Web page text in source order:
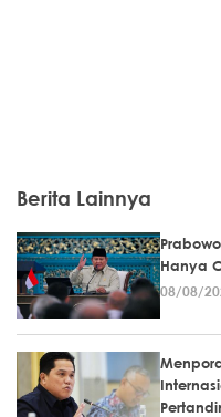
Berita Lainnya
Hanya
08/08/